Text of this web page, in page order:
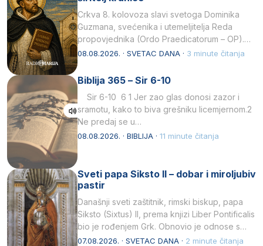
Crkva 8. kolovoza slavi svetoga Dominika
Guzmana, svećenika i utemeljitelja Reda
propovjednika (Ordo Praedicatorum – OP).
Svojim životom, dubokom ljubavlju prema
08.08.2026. · SVETAC DANA · 3 minute čitanja
Biblija 365 – Sir 6-10
Sir 6-10 6 1 Jer zao glas donosi zazor i
sramotu, kako to biva grešniku licemjernom.2
Ne predaj se u…
08.08.2026. · BIBLIJA · 11 minute čitanja
Sveti papa Siksto II – dobar i miroljubiv
pastir
Današnji sveti zaštitnik, rimski biskup, papa
Siksto (Sixtus) II, prema knjizi Liber Pontificalis
bio je rođenjem Grk. Obnovio je odnose s
afričkim…
07.08.2026. · SVETAC DANA · 2 minute čitanja